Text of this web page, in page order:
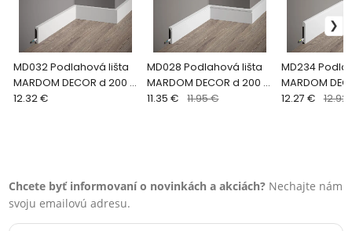
MD032 Podlahová lišta
MARDOM DECOR d 200 x
v 6 x š 1,3 cm
12.32 €
MD028 Podlahová lišta
MARDOM DECOR d 200 x
v 6 x š 1,3 cm
11.35 € 11.95 €
MD234
MARDOM
v 7,8 x š 1,4 cm
12.27 € 12.92
Chcete byť informovaní o novinkách a akciách? Nechajte nám
svoju emailovú adresu.